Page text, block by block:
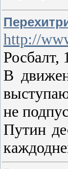
http://
Росбалт,
В
не
Путин